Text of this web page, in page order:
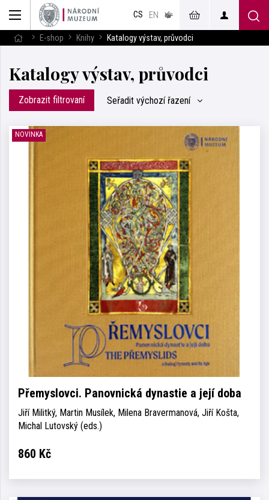
CS EN
v českém
jazyce
E-shop Knihy Katalogy výstav, průvodci
Katalogy výstav, průvodci
Zobrazit filtrovaní Seřadit výchozí řazení
NOVINKA
Přemyslovci. Panovnická dynastie a její doba
Jiří Militký, Martin Musílek, Milena Bravermanová, Jiří Košta,
Michal Lutovský (eds.)
860 Kč